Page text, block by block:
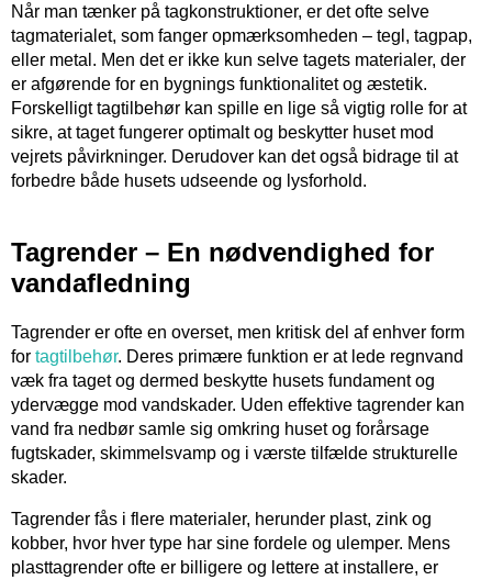
Når man tænker på tagkonstruktioner, er det ofte selve
tagmaterialet, som fanger opmærksomheden – tegl, tagpap,
eller metal. Men det er ikke kun selve tagets materialer, der
er afgørende for en bygnings funktionalitet og æstetik.
Forskelligt tagtilbehør kan spille en lige så vigtig rolle for at
sikre, at taget fungerer optimalt og beskytter huset mod
vejrets påvirkninger. Derudover kan det også bidrage til at
forbedre både husets udseende og lysforhold.
Tagrender – En nødvendighed for
vandafledning
Tagrender er ofte en overset, men kritisk del af enhver form
for tagtilbehør. Deres primære funktion er at lede regnvand
væk fra taget og dermed beskytte husets fundament og
ydervægge mod vandskader. Uden effektive tagrender kan
vand fra nedbør samle sig omkring huset og forårsage
fugtskader, skimmelsvamp og i værste tilfælde strukturelle
skader.
Tagrender fås i flere materialer, herunder plast, zink og
kobber, hvor hver type har sine fordele og ulemper. Mens
plasttagrender ofte er billigere og lettere at installere, er